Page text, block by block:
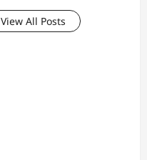
View All Posts